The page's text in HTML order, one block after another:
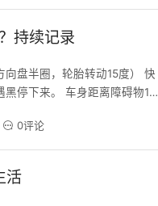
持续记录
盘半圈，轮胎转动15度） 快
停下来。 车身距离障碍物1m
碍物贴近后视镜时，车身B
看到前车后保险杠上沿时，方
0评论
活